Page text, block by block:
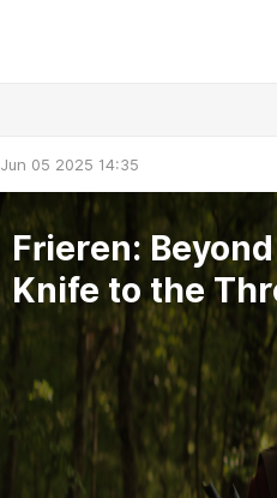
Jun 05 2025 14:35
Frieren:
Knife to the